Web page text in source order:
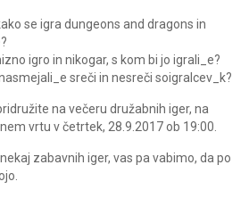
se igra dungeons and dragons in
igro in nikogar, s kom bi jo igrali_e?
sreči in nesreči soigralcev_k?
na večeru družabnih iger, na
vrtu v četrtek, 28.9.2017 ob 19:00.
zabavnih iger, vas pa vabimo, da po